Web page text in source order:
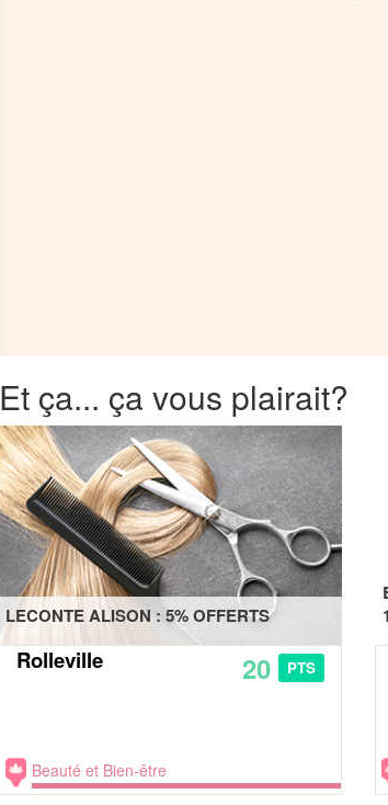
Et ça... ça vous plairait?
LECONTE ALISON : 5% OFFERTS
Rolleville 20 PTS
Beauté et Bien-être